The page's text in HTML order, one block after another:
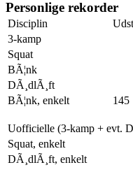
Personlige rekorder
Disciplin
3-kamp
Squat
BÃ¦nk
DÃ¸dlÃ¸ft
BÃ¦nk, enkelt
145
Uofficielle (3-kamp + evt.
Squat, enkelt
DÃ¸dlÃ¸ft, enkelt